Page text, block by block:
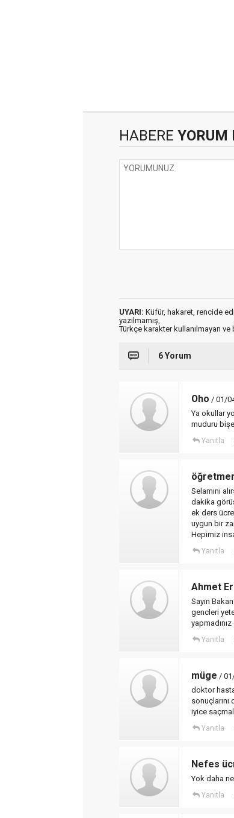
HABERE YORUM
UYARI: Küfür, hakaret, rencide
yazılmamış,
Türkçe karakter kullanılmayan
6 Yorum
Oho / 01/
Ya okullar
muduru
Yanıtla
Selamını
dakika
ek ders
uygun bir
Hepimiz
Yanıtla
Ahmet
Sayın
gencleri
Yanıtla
müge /
doktor
iyice
Yanıtla
Nefes
Yok daha
Yanıtla